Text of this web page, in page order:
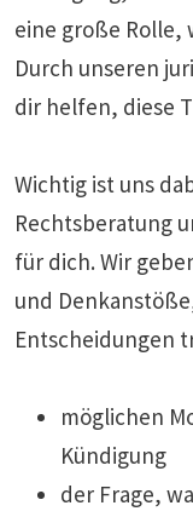
eine große Rolle,
Durch unseren
dir helfen, diese
Wichtig ist uns
Rechtsberatung
für dich. Wir
und
Entscheidungen
möglichen
Kündigung
der Frage,